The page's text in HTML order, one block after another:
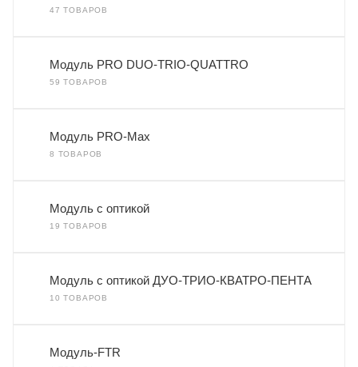
47 ТОВАРОВ
Модуль PRO DUO-TRIO-QUATTRO
59 ТОВАРОВ
Модуль PRO-Max
8 ТОВАРОВ
Модуль с оптикой
19 ТОВАРОВ
Модуль с оптикой ДУО-ТРИО-КВАТРО-ПЕНТА
10 ТОВАРОВ
Модуль-FTR